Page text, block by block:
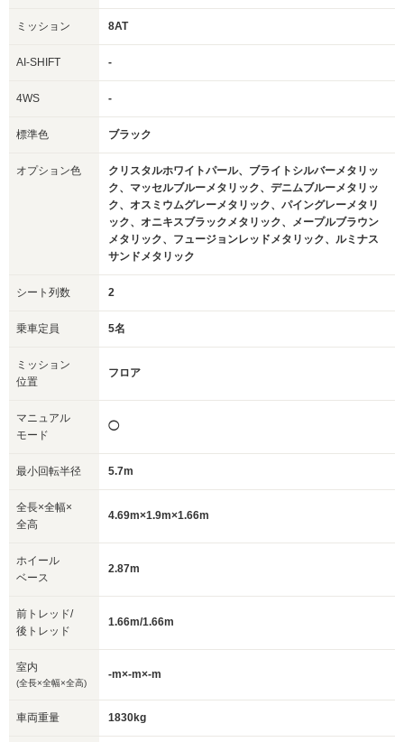
ミッション 8AT
AI-SHIFT -
4WS -
標準色 ブラック
オプション色
クリスタルホワイトパール、ブライトシルバーメタリッ
ク、マッセルブルーメタリック、デニムブルーメタリッ
ク、オスミウムグレーメタリック、パイングレーメタリ
ック、オニキスブラックメタリック、メープルブラウン
メタリック、フュージョンレッドメタリック、ルミナス
サンドメタリック
シート列数 2
乗車定員 5名
ミッション
位置
フロア
マニュアル
モード
◯
最小回転半径 5.7m
全長×全幅×
全高
4.69m×1.9m×1.66m
ホイール
ベース
2.87m
前トレッド/
後トレッド
1.66m/1.66m
室内
(全長×全幅×全高)
-m×-m×-m
車両重量 1830kg